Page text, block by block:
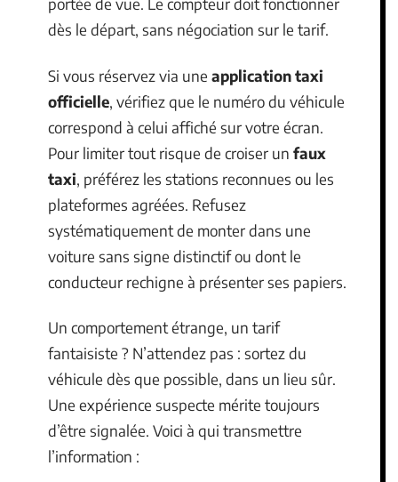
dès le départ, sans négociation sur le tarif.
Si vous réservez via une application taxi
officielle, vérifiez que le numéro du véhicule
correspond à celui affiché sur votre écran.
Pour limiter tout risque de croiser un faux
taxi, préférez les stations reconnues ou les
plateformes agréées. Refusez
systématiquement de monter dans une
voiture sans signe distinctif ou dont le
conducteur rechigne à présenter ses papiers.
Un comportement étrange, un tarif
fantaisiste ? N’attendez pas : sortez du
véhicule dès que possible, dans un lieu sûr.
Une expérience suspecte mérite toujours
d’être signalée. Voici à qui transmettre
l’information :